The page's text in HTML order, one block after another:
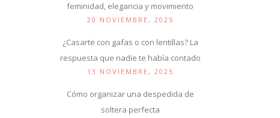
feminidad, elegancia y movimiento
20 NOVIEMBRE, 2025
¿Casarte con gafas o con lentillas? La
respuesta que nadie te había contado
13 NOVIEMBRE, 2025
Cómo organizar una despedida de
soltera perfecta